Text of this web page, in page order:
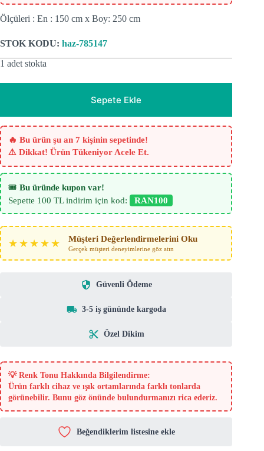
Ölçüleri : En : 150 cm x Boy: 250 cm
STOK KODU: haz-785147
1 adet stokta
Sepete Ekle
🔥 Bu ürün şu an 7 kişinin sepetinde!
⚠️ Dikkat! Ürün Tükeniyor Acele Et.
🎟️ Bu üründe kupon var!
Sepette 100 TL indirim için kod:
RAN100
★★★★★ Müşteri Değerlendirmelerini Oku
Gerçek müşteri deneyimlerine göz atın
Güvenli Ödeme
3-5 iş gününde kargoda
Özel Dikim
💡 Renk Tonu Hakkında Bilgilendirme:
Ürün farklı cihaz ve ışık ortamlarında farklı tonlarda
görünebilir. Bunu göz önünde bulundurmanızı rica ederiz.
Beğendiklerim listesine ekle